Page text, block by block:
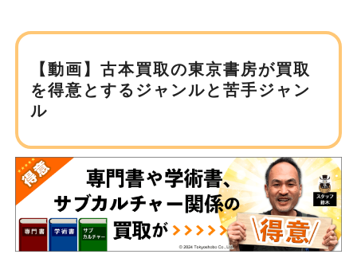
【動画】古本買取の東京書房が買取
を得意とするジャンルと苦手ジャン
ル